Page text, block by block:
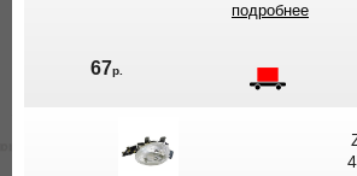
подробнее
67р.